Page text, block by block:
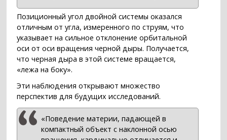
Позиционный угол двойной системы оказался
отличным от угла, измеренного по струям, что
указывает на сильное отклонение орбитальной
оси от оси вращения черной дыры. Получается,
что черная дыра в этой системе вращается,
«лежа на боку».
Эти наблюдения открывают множество
перспектив для будущих исследований.
«Поведение материи, падающей в
компактный объект с наклонной осью